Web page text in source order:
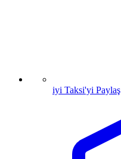
iyi Taksi'yi Paylaş